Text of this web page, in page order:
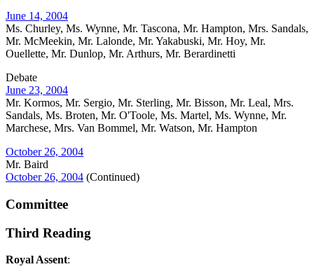
June 14, 2004
Ms. Churley, Ms. Wynne, Mr. Tascona, Mr. Hampton, Mrs. Sandals,
Mr. McMeekin, Mr. Lalonde, Mr. Yakabuski, Mr. Hoy, Mr.
Ouellette, Mr. Dunlop, Mr. Arthurs, Mr. Berardinetti
Debate
June 23, 2004
Mr. Kormos, Mr. Sergio, Mr. Sterling, Mr. Bisson, Mr. Leal, Mrs.
Sandals, Ms. Broten, Mr. O'Toole, Ms. Martel, Ms. Wynne, Mr.
Marchese, Mrs. Van Bommel, Mr. Watson, Mr. Hampton
October 26, 2004
Mr. Baird
October 26, 2004 (Continued)
Committee
Third Reading
Royal Assent: